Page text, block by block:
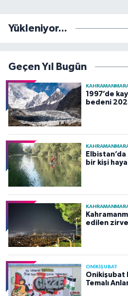
Yükleniyor...
Geçen Yıl Bugün
1997’de
bedeni
bir kişi
edilen zirve
ONİKİŞUBAT
Onikişubat
Temalı